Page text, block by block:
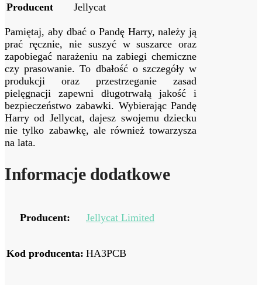
Producent
Jellycat
Pamiętaj, aby dbać o Pandę Harry, należy ją
prać ręcznie, nie suszyć w suszarce oraz
zapobiegać narażeniu na zabiegi chemiczne
czy prasowanie. To dbałość o szczegóły w
produkcji oraz przestrzeganie zasad
pielęgnacji zapewni długotrwałą jakość i
bezpieczeństwo zabawki. Wybierając Pandę
Harry od Jellycat, dajesz swojemu dziecku
nie tylko zabawkę, ale również towarzysza
na lata.
Informacje dodatkowe
Producent: Jellycat Limited
Kod producenta: HA3PCB